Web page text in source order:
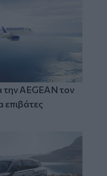
την AEGEAN τον
επιβάτες